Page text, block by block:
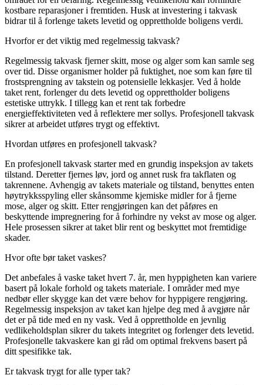
kostbare reparasjoner i fremtiden. Husk at investering i takvask
bidrar til å forlenge takets levetid og opprettholde boligens verdi.
Hvorfor er det viktig med regelmessig takvask?
Regelmessig takvask fjerner skitt, mose og alger som kan samle seg
over tid. Disse organismer holder på fuktighet, noe som kan føre til
frostsprengning av takstein og potensielle lekkasjer. Ved å holde
taket rent, forlenger du dets levetid og opprettholder boligens
estetiske uttrykk. I tillegg kan et rent tak forbedre
energieffektiviteten ved å reflektere mer sollys. Profesjonell takvask
sikrer at arbeidet utføres trygt og effektivt.
Hvordan utføres en profesjonell takvask?
En profesjonell takvask starter med en grundig inspeksjon av takets
tilstand. Deretter fjernes løv, jord og annet rusk fra takflaten og
takrennene. Avhengig av takets materiale og tilstand, benyttes enten
høytrykksspyling eller skånsomme kjemiske midler for å fjerne
mose, alger og skitt. Etter rengjøringen kan det påføres en
beskyttende impregnering for å forhindre ny vekst av mose og alger.
Hele prosessen sikrer at taket blir rent og beskyttet mot fremtidige
skader.
Hvor ofte bør taket vaskes?
Det anbefales å vaske taket hvert 7. år, men hyppigheten kan variere
basert på lokale forhold og takets materiale. I områder med mye
nedbør eller skygge kan det være behov for hyppigere rengjøring.
Regelmessig inspeksjon av taket kan hjelpe deg med å avgjøre når
det er på tide med en ny vask. Ved å opprettholde en jevnlig
vedlikeholdsplan sikrer du takets integritet og forlenger dets levetid.
Profesjonelle takvaskere kan gi råd om optimal frekvens basert på
ditt spesifikke tak.
Er takvask trygt for alle typer tak?